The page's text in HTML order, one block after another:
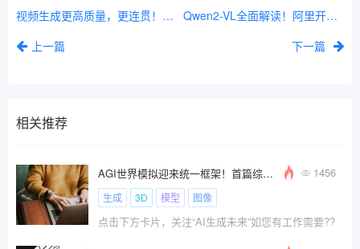
视频生成更高质量，更连贯！关键帧插值创新技术——Generative Inbetweening开源
上一篇
Qwen2-VL全面解读！阿里开源多模态视觉语言模型，多项超越GPT4o与Claude 3.5-Sonnet
下一篇
相关推荐
AGI世界模拟迎来统一框架！首篇综述打通2D→视频→3D→4D生成全链路！ 1456
生成 3D 模型 图像
点击下方卡片，关注“AI生成未来”如您有工作需要??